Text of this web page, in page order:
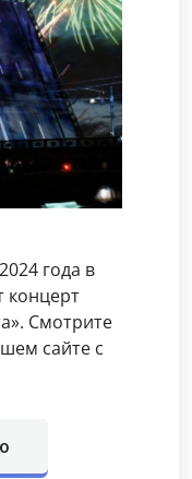
года в
концерт
Смотрите
сайте с